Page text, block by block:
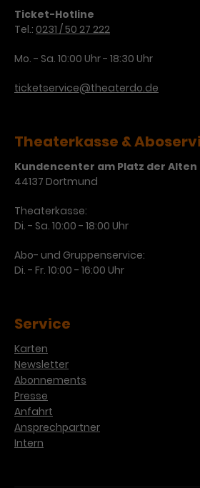
Ticket-Hotline
Tel.: 0231 / 50 27 222
Mo. - Sa. 10:00 Uhr - 18:30 Uhr
ticketservice@theaterdo.de
Theaterkasse &
Kundencenter am Platz der Alten
44137 Dortmund
Theaterkasse:
Di. - Sa. 10:00 - 18:00 Uhr
Abo- und Gruppenservice:
Di. - Fr. 10:00 - 16:00 Uhr
Service
Karten
Newsletter
Abonnements
Presse
Anfahrt
Ansprechpartner
Intern